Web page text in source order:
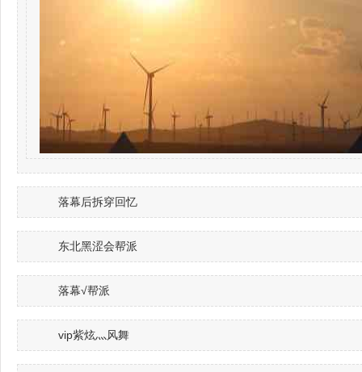
落幕后拆穿回忆
东北黑涩会帮派
落幕√帮派
vip紫炫灬风舞